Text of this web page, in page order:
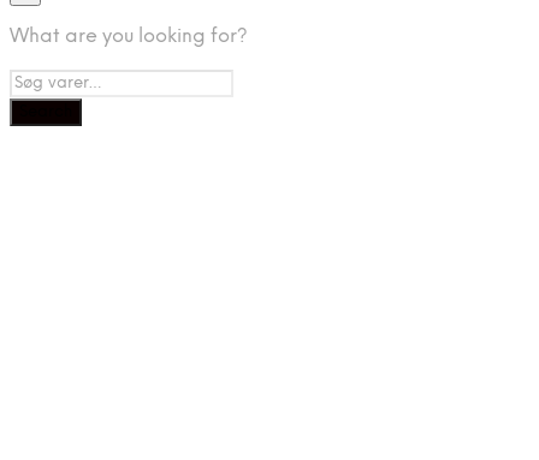
What are you looking for?